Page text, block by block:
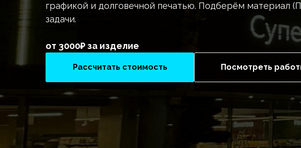
графикой и долговечной печатью. Подберём материал
задачи.
от 3000₽ за изделие
Рассчитать стоимость Посмотреть